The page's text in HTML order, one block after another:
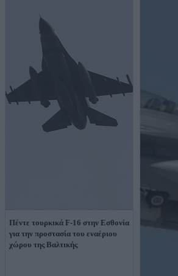
Πέντε τουρκικά F-16 στην Εσθονία
για την προστασία του εναέριου
χώρου της Βαλτικής